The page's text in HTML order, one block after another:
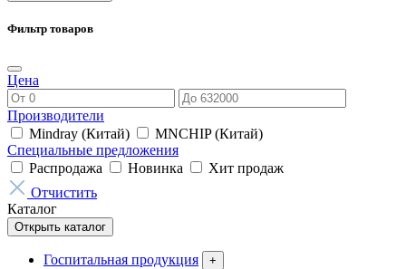
Фильтр товаров
Цена
Производители
Mindray (Китай)
MNCHIP (Китай)
Специальные предложения
Распродажа
Новинка
Хит продаж
Отчистить
Каталог
Открыть каталог
Госпитальная продукция +